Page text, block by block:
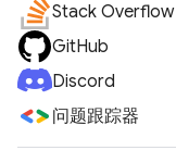
Stack Overflow
GitHub
Discord
问题跟踪器